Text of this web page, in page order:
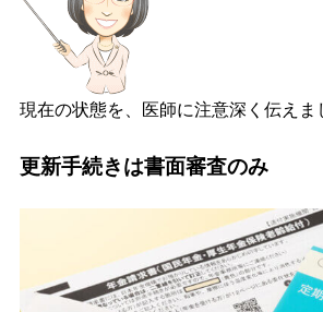
現在の状態を、医師に注意深く伝えま
更新手続きは書面審査のみ